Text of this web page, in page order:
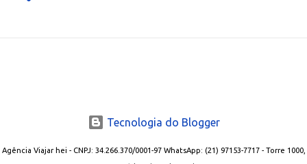
Tecnologia do Blogger
Agência Viajar hei - CNPJ: 34.266.370/0001-97 WhatsApp: (21) 97153-7717 - Torre 1000,